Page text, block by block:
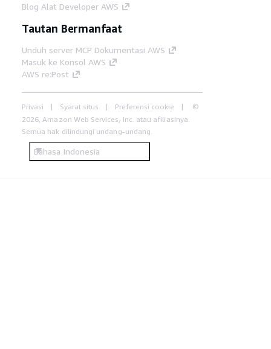
Blog Alat Developer AWS
Tautan Bermanfaat
Unduh server MCP Dokumentasi AWS
Masuk ke Konsol AWS
AWS re:Post
Privasi Syarat situs Preferensi cookie
©
2026, Amazon Web Services, Inc. atau afiliasinya.
Semua hak dilindungi undang-undang.
Bahasa Indonesia